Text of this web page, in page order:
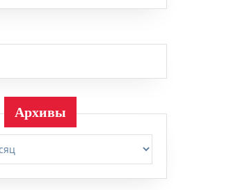
Архивы